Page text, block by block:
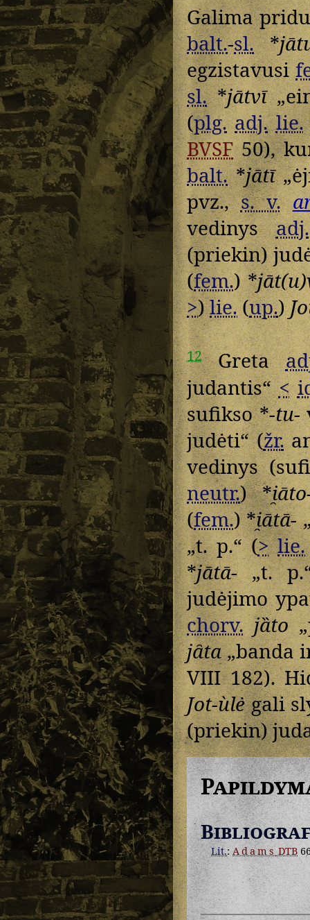
Galima
balt.-sl.*
egzistavusi
sl.*jātvī
(plg. adj. lie.
BVSF50),
balt.*jātī
pvz.,s. v.
vedinysadj.
(priekin)
(fem.) *
>)lie.(up.)
12Greta
judantis“<
sufikso *-tu-
judėti“ (žr.
vedinys
neutr.) *
(fem.) *i̯ātā-
„t. p.“ (> lie.
*jātā-„t.
judėjimo
chorv. jȁto
jȃta„banda
VIII 182).
Jot-ùlėgali
(priekin)
Lit.:AdamsDTB